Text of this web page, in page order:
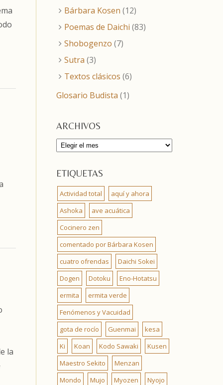
la
Bárbara Kosen (12)
Poemas de Daichi (83)
Shobogenzo (7)
Sutra (3)
Textos clásicos (6)
Glosario Budista (1)
ARCHIVOS
Archivos
ETIQUETAS
Actividad total
aquí y ahora
Ashoka
ave acuática
Cocinero zen
comentado por Bárbara Kosen
cuatro ofrendas
Daichi Sokei
Dogen
Dotoku
Eno-Hotatsu
ermita
ermita verde
Fenómenos y Vacuidad
gota de rocío
Guenmai
kesa
Ki
Koan Kodo Sawaki
Kusen
Maestro Sekito
Menzan
Mondo
Mujo Myozen
Nyojo